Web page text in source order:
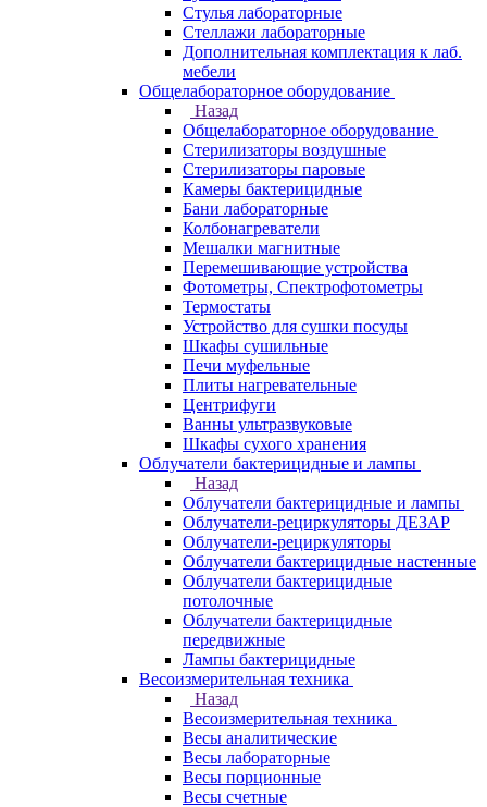
Стулья лабораторные
Стеллажи лабораторные
Дополнительная комплектация к лаб.
мебели
Общелабораторное оборудование
Назад
Общелабораторное оборудование
Стерилизаторы воздушные
Стерилизаторы паровые
Камеры бактерицидные
Бани лабораторные
Колбонагреватели
Мешалки магнитные
Перемешивающие устройства
Фотометры, Спектрофотометры
Термостаты
Устройство для сушки посуды
Шкафы сушильные
Печи муфельные
Плиты нагревательные
Центрифуги
Ванны ультразвуковые
Шкафы сухого хранения
Облучатели бактерицидные и лампы
Назад
Облучатели бактерицидные и лампы
Облучатели-рециркуляторы ДЕЗАР
Облучатели-рециркуляторы
Облучатели бактерицидные настенные
Облучатели бактерицидные
потолочные
Облучатели бактерицидные
передвижные
Лампы бактерицидные
Весоизмерительная техника
Назад
Весоизмерительная техника
Весы аналитические
Весы лабораторные
Весы порционные
Весы счетные